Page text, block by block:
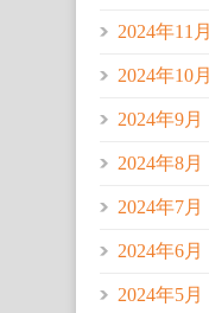
2024年11月
2024年10月
2024年9月
2024年8月
2024年7月
2024年6月
2024年5月